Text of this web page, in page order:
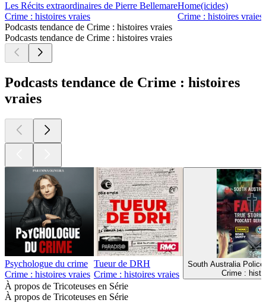
Les Récits extraordinaires de Pierre Bellemare
Crime : histoires vraies
Home(icides)
Crime : histoires vraies
Podcasts tendance de Crime : histoires vraies
Podcasts tendance de Crime : histoires vraies
Podcasts tendance de Crime : histoires
vraies
Psychologue du crime
Crime : histoires vraies
Tueur de DRH
Crime : histoires vraies
South Australia
Crime :
À propos de Tricoteuses en Série
À propos de Tricoteuses en Série